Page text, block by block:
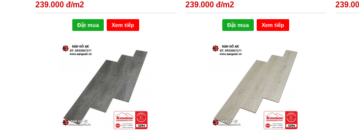
239.000 đ/m2
Đặt mua Xem tiếp
239.000 đ/m2
Đặt mua Xem tiếp